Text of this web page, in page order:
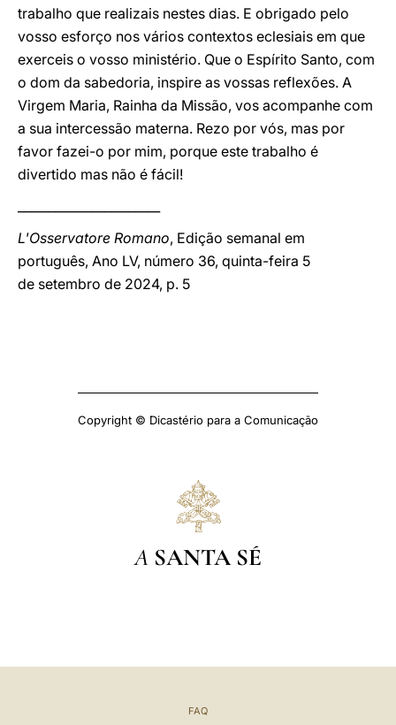
trabalho que realizais nestes dias. E obrigado pelo
vosso esforço nos vários contextos eclesiais em que
exerceis o vosso ministério. Que o Espírito Santo, com
o dom da sabedoria, inspire as vossas reflexões. A
Virgem Maria, Rainha da Missão, vos acompanhe com
a sua intercessão materna. Rezo por vós, mas por
favor fazei-o por mim, porque este trabalho é
divertido mas não é fácil!
L'Osservatore Romano, Edição semanal em
português, Ano LV, número 36, quinta-feira 5
de setembro de 2024, p. 5
Copyright © Dicastério para a Comunicação
A SANTA SÉ
FAQ